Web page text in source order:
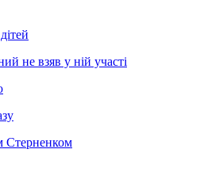
не взяв у ній участі
Стерненком